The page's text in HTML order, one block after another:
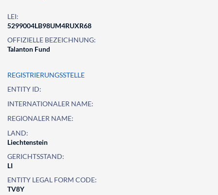
LEI:
5299004LB98UM4RUXR68
OFFIZIELLE BEZEICHNUNG:
Talanton Fund
REGISTRIERUNGSSTELLE
ENTITY ID:
INTERNATIONALER NAME:
REGIONALER NAME:
LAND:
Liechtenstein
GERICHTSSTAND:
LI
ENTITY LEGAL FORM CODE:
TV8Y